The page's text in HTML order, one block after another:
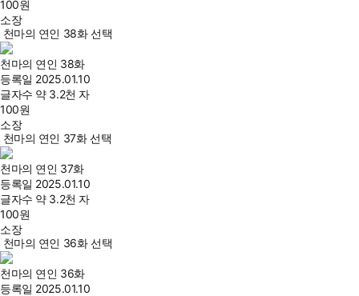
100원
소장
천마의 연인 38화 선택
천마의 연인 38화
등록일 2025.01.10
글자수 약 3.2천 자
100원
소장
천마의 연인 37화 선택
천마의 연인 37화
등록일 2025.01.10
글자수 약 3.2천 자
100원
소장
천마의 연인 36화 선택
천마의 연인 36화
등록일 2025.01.10